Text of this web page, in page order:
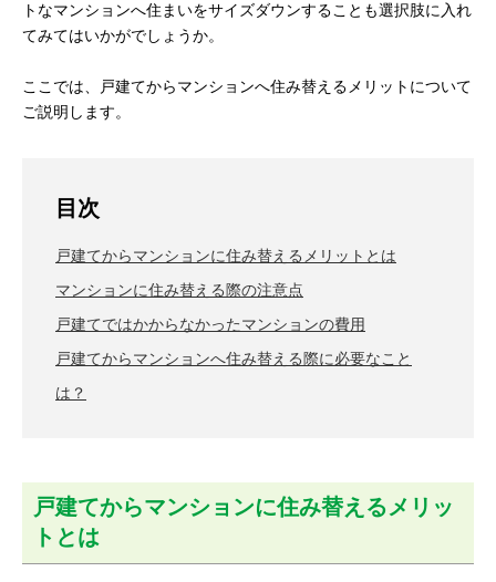
トなマンションへ住まいをサイズダウンすることも選択肢に入れ
てみてはいかがでしょうか。
ここでは、戸建てからマンションへ住み替えるメリットについて
ご説明します。
目次
戸建てからマンションに住み替えるメリットとは
マンションに住み替える際の注意点
戸建てではかからなかったマンションの費用
戸建てからマンションへ住み替える際に必要なこと
は？
戸建てからマンションに住み替えるメリッ
トとは